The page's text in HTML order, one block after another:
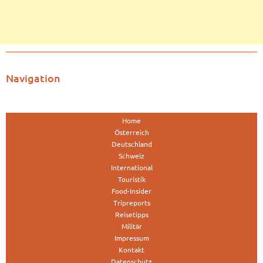
Navigation
Home
Österreich
Deutschland
Schweiz
International
Touristik
Food-Insider
Tripreports
Reisetipps
Militär
Impressum
Kontakt